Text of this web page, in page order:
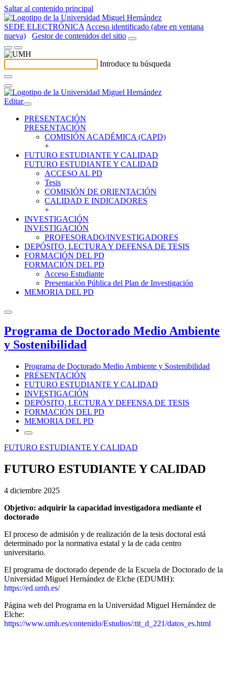
Saltar al contenido principal
SEDE ELECTRÓNICA Acceso identificado (abre en ventana
nueva)
Gestor de contenidos del sitio
Introduce tu búsqueda
Editar
PRESENTACIÓN
PRESENTACIÓN
COMISIÓN ACADÉMICA (CAPD)
+
FUTURO ESTUDIANTE Y CALIDAD
FUTURO ESTUDIANTE Y CALIDAD
ACCESO AL PD
Tesis
COMISIÓN DE ORIENTACIÓN
CALIDAD E INDICADORES
+
INVESTIGACIÓN
INVESTIGACIÓN
PROFESORADO/INVESTIGADORES
DEPÓSITO, LECTURA Y DEFENSA DE TESIS
FORMACIÓN DEL PD
FORMACIÓN DEL PD
Acceso Estudiante
Presentación Pública del Plan de Investigación
MEMORIA DEL PD
Programa de Doctorado Medio Ambiente
y Sostenibilidad
Programa de Doctorado Medio Ambiente y Sostenibilidad
PRESENTACIÓN
FUTURO ESTUDIANTE Y CALIDAD
INVESTIGACIÓN
DEPÓSITO, LECTURA Y DEFENSA DE TESIS
FORMACIÓN DEL PD
MEMORIA DEL PD
FUTURO ESTUDIANTE Y CALIDAD
FUTURO ESTUDIANTE Y CALIDAD
4 diciembre 2025
Objetivo: adquirir la capacidad investigadora mediante el
doctorado
El proceso de admisión y de realización de la tesis doctoral está
determinado por la normativa estatal y la de cada centro
universitario.
El programa de doctorado depende de la Escuela de Doctorado de la
Universidad Miguel Hernández de Elche (EDUMH):
https://ed.umh.es/
Página web del Programa en la Universidad Miguel Hernández de
Elche:
https://www.umh.es/contenido/Estudios/:tit_d_221/datos_es.html